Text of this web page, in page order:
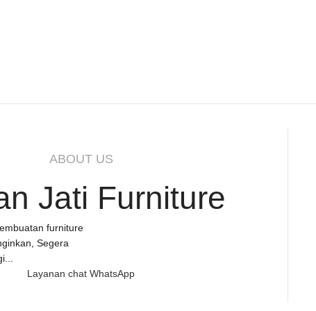
ABOUT US
Jati Furniture
furniture
Segera
Layanan chat WhatsApp